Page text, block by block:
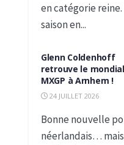
en catégorie
saison en...
Glenn Coldenhoff
retrouve le mondial
MXGP à Arnhem !
24 JUILLET 2026
Bonne nouvelle
néerlandais…